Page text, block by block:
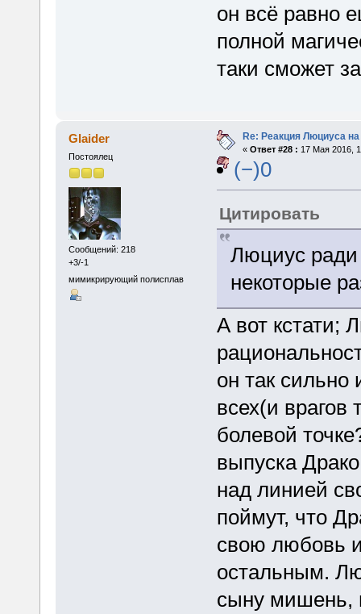
он всё равно
полной
таки сможет
Glaider
Постоялец
Сообщений: 218
+3/-1
мимикрирующий полисплав
Re: Реакция Люциуса
« Ответ #28 : 17 Мая 2016,
(−)0
Цитировать
Люциус ради
некоторые
А вот кстати;
он так сильно
всех(и врагов
болевой
выпуска
над линией
поймут, что
свою любовь
остальным.
сыну мишень,